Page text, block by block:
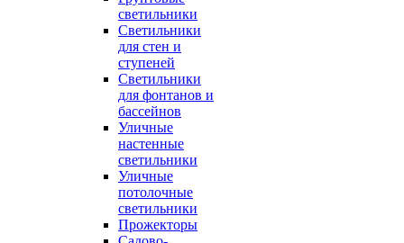
светильники
Светильники
для стен и
ступеней
Светильники
для фонтанов и
бассейнов
Уличные
настенные
светильники
Уличные
потолочные
светильники
Прожекторы